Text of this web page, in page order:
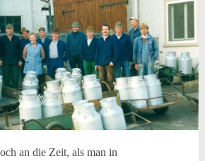
an die Zeit, als man in